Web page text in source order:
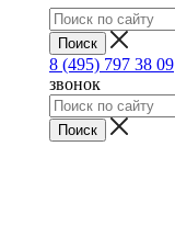
8 (495) 797 38 09
звонок